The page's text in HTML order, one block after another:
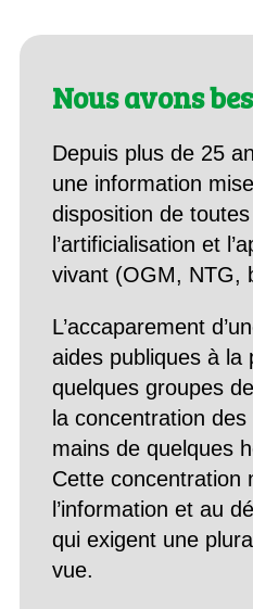
Nous avons
Depuis plus de 25
une information
disposition de
l’artificialisation et
vivant (OGM, NTG,
L’accaparement
aides publiques à la
quelques groupes
la concentration
mains de quelques
Cette concentration
l’information et au
qui exigent une
vue.